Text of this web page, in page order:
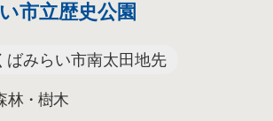
市立歴史公園
ばみらい市南太田地先
林・樹木